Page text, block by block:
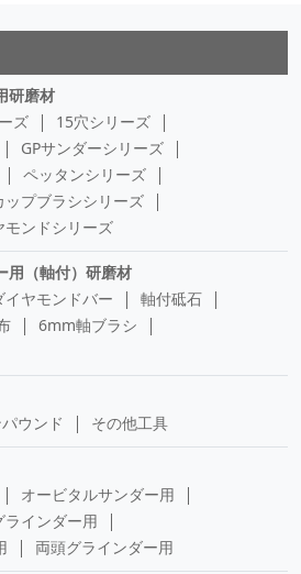
研磨材
ズ
15穴シリーズ
GPサンダーシリーズ
ペッタンシリーズ
ップブラシシリーズ
モンドシリーズ
用（軸付）研磨材
イヤモンドバー
軸付砥石
6mm軸ブラシ
ウンド その他工具
オービタルサンダー用
ラインダー用
両頭グラインダー用